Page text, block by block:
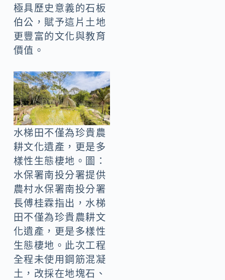
極具歷史意義的石板
伯公，賦予這片土地
更豐富的文化與教育
價值。
水梯田不僅為珍貴農
耕文化遺產，更是多
樣性生態棲地。圖：
水保署南投分署提供
農村水保署南投分署
長傅桂霖指出，水梯
田不僅為珍貴農耕文
化遺產，更是多樣性
生態棲地。此次工程
全程未使用鋼筋混凝
土，改採在地塊石、